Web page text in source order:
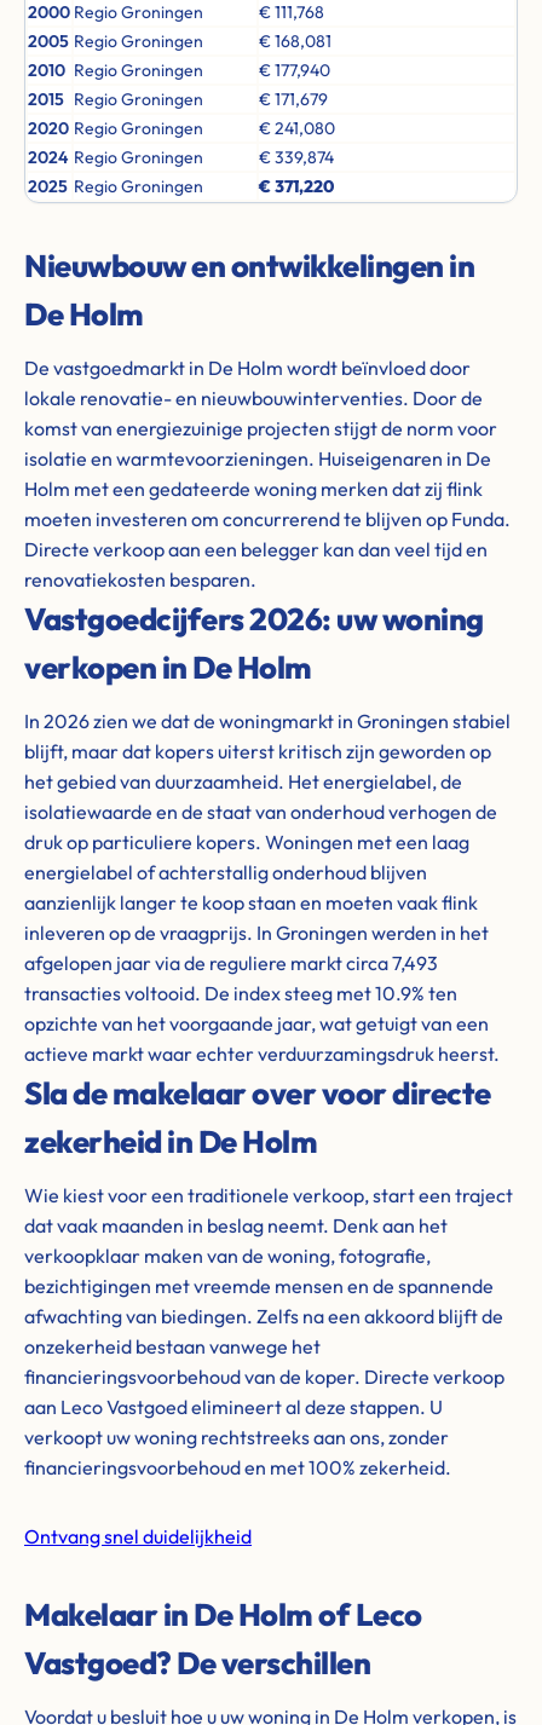
2000 Regio Groningen
€ 111,768
2005 Regio Groningen
€ 168,081
2010 Regio Groningen
€ 177,940
2015 Regio Groningen
€ 171,679
2020 Regio Groningen
€ 241,080
2024 Regio Groningen
€ 339,874
2025 Regio Groningen € 371,220
Nieuwbouw en ontwikkelingen in
De Holm
De vastgoedmarkt in De Holm wordt beïnvloed door
lokale renovatie- en nieuwbouwinterventies. Door de
komst van energiezuinige projecten stijgt de norm voor
isolatie en warmtevoorzieningen. Huiseigenaren in De
Holm met een gedateerde woning merken dat zij flink
moeten investeren om concurrerend te blijven op Funda.
Directe verkoop aan een belegger kan dan veel tijd en
renovatiekosten besparen.
Vastgoedcijfers 2026: uw woning
verkopen in De Holm
In 2026 zien we dat de woningmarkt in Groningen stabiel
blijft, maar dat kopers uiterst kritisch zijn geworden op
het gebied van duurzaamheid. Het energielabel, de
isolatiewaarde en de staat van onderhoud verhogen de
druk op particuliere kopers. Woningen met een laag
energielabel of achterstallig onderhoud blijven
aanzienlijk langer te koop staan en moeten vaak flink
inleveren op de vraagprijs. In Groningen werden in het
afgelopen jaar via de reguliere markt circa 7,493
transacties voltooid. De index steeg met 10.9% ten
opzichte van het voorgaande jaar, wat getuigt van een
actieve markt waar echter verduurzamingsdruk heerst.
Sla de makelaar over voor directe
zekerheid in De Holm
Wie kiest voor een traditionele verkoop, start een traject
dat vaak maanden in beslag neemt. Denk aan het
verkoopklaar maken van de woning, fotografie,
bezichtigingen met vreemde mensen en de spannende
afwachting van biedingen. Zelfs na een akkoord blijft de
onzekerheid bestaan vanwege het
financieringsvoorbehoud van de koper. Directe verkoop
aan Leco Vastgoed elimineert al deze stappen. U
verkoopt uw woning rechtstreeks aan ons, zonder
financieringsvoorbehoud en met 100% zekerheid.
Ontvang snel duidelijkheid
Makelaar in De Holm of Leco
Vastgoed? De verschillen
Voordat u besluit hoe u uw woning in De Holm verkopen, is